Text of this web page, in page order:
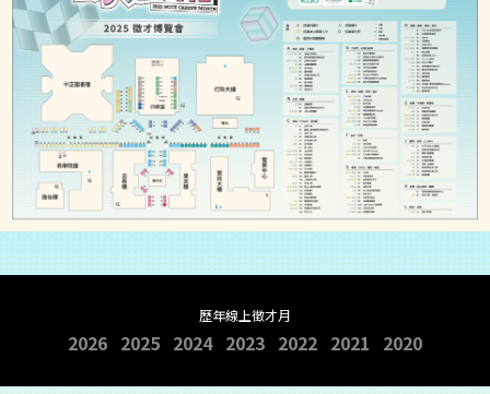
歷年線上徵才月
2026 2025 2024 2023 2022 2021 2020